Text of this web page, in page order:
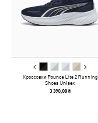
Кроссовки Pounce Lite 2 Running
Shoes Unisex
3 390,00 ₴